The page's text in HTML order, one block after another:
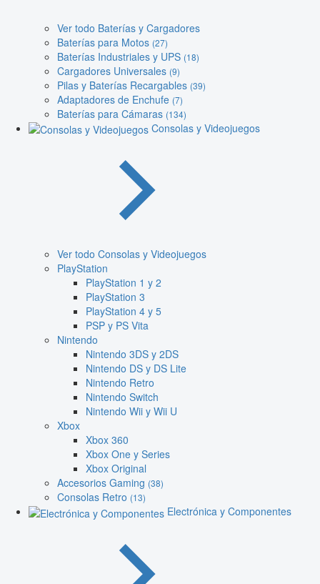
Ver todo Baterías y Cargadores
Baterías para Motos (27)
Baterías Industriales y UPS (18)
Cargadores Universales (9)
Pilas y Baterías Recargables (39)
Adaptadores de Enchufe (7)
Baterías para Cámaras (134)
Consolas y Videojuegos
Ver todo Consolas y Videojuegos
PlayStation
PlayStation 1 y 2
PlayStation 3
PlayStation 4 y 5
PSP y PS Vita
Nintendo
Nintendo 3DS y 2DS
Nintendo DS y DS Lite
Nintendo Retro
Nintendo Switch
Nintendo Wii y Wii U
Xbox
Xbox 360
Xbox One y Series
Xbox Original
Accesorios Gaming (38)
Consolas Retro (13)
Electrónica y Componentes